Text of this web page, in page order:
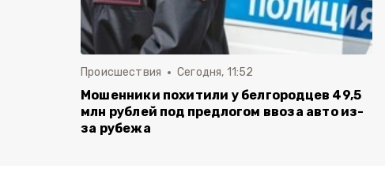
Происшествия Сегодня, 11:52
Мошенники похитили у белгородцев 49,5
млн рублей под предлогом ввоза авто из-
за рубежа